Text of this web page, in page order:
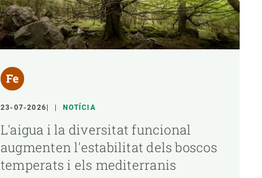
23-07-2026 NOTÍCIA
L'aigua i la diversitat funcional
augmenten l'estabilitat dels boscos
temperats i els mediterranis